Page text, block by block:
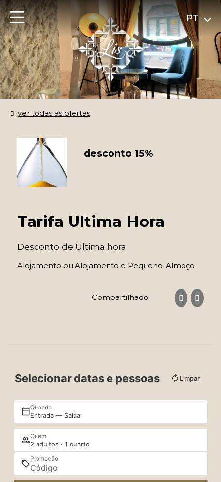
PT
ver todas as ofertas
desconto 15%
Tarifa Ultima Hora
Desconto de Ultima hora
Alojamento ou Alojamento e Pequeno-Almoço
Compartilhado:
Selecionar datas e pessoas Limpar
Quando
Entrada — Saída
Quem
2 adultos · 1 quarto
Promoção